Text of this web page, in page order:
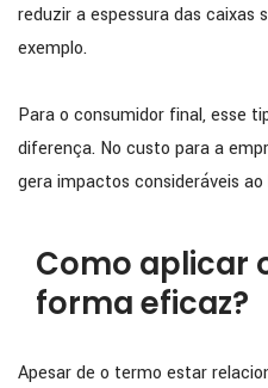
reduzir a espessura das caixas
exemplo.
Para o consumidor final, esse
diferença. No custo para a
gera impactos consideráveis
Como aplicar
forma eficaz?
Apesar de o termo estar